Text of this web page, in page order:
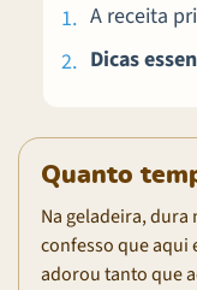
A receita
Dicas
Quanto
Na geladeira, dura
confesso que aqui
adorou tanto que